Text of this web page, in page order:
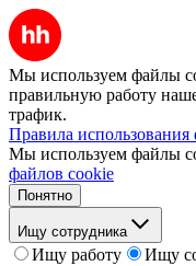
Мы используем файлы
правильную работу
трафик.
Правила
Мы используем файлы
файлов cookie
Понятно
Ищу сотрудника
Ищу работу
Ищу